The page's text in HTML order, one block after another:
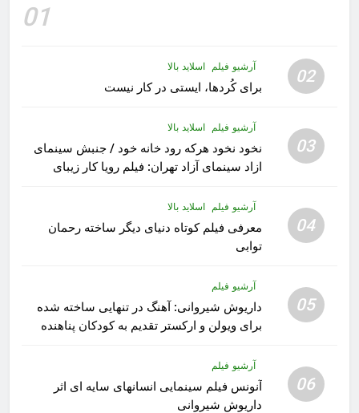
01
02 آرشیو فیلم اسلاید بالا
برای کُردها، ایستی در کار نیست
03
آرشیو فیلم اسلاید بالا
نخود نخود هرکه رود خانه خود / جنبش سینمای
ازاد سینمای آزاد تهران: فیلم رویا کار زیبای
04
آرشیو فیلم اسلاید بالا
معرفی فیلم کوتاه دنیای دیگر ساخته رحمان
توابی
05
آرشیو فیلم
داریوش شیروانی: آهنگ در تنهایی ساخته شده
برای ویولن و ارکستر تقدیم به کودکان پناهنده
06
آرشیو فیلم
آنونس فیلم سینمایی انسانهای سایه ای اثر
داریوش شیروانی